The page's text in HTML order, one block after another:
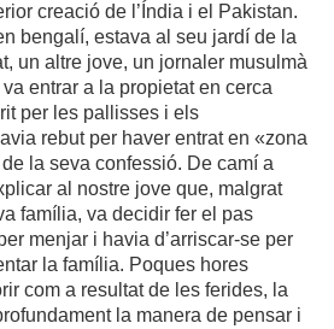
creació de l’Índia i el Pakistan.
bengalí, estava al seu jardí de la
un altre jove, un jornaler musulmà
entrar a la propietat en cerca
per les pallisses i els
rebut per haver entrat en «zona
la seva confessió. De camí a
al nostre jove que, malgrat
família, va decidir fer el pas
menjar i havia d’arriscar-se per
la família. Poques hores
com a resultat de les ferides, la
la manera de pensar i